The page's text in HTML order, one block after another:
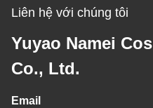
Liên hệ với chúng tôi
Yuyao Namei
Co., Ltd.
Email